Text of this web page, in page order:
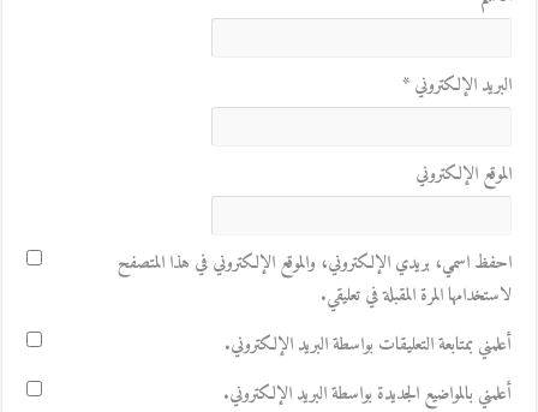
البريد الإلكتروني*
الموقع الإلكتروني
احفظ اسمي، بريدي الإلكتروني، والموقع الإلكتروني في هذا المتصفح
لاستخدامها المرة المقبلة في تعليقي.
أعلمني بمتابعة التعليقات بواسطة البريد الإلكتروني.
أعلمني بالمواضيع الجديدة بواسطة البريد الإلكتروني.